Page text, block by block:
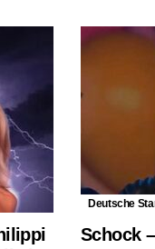
Deutsche
Schock